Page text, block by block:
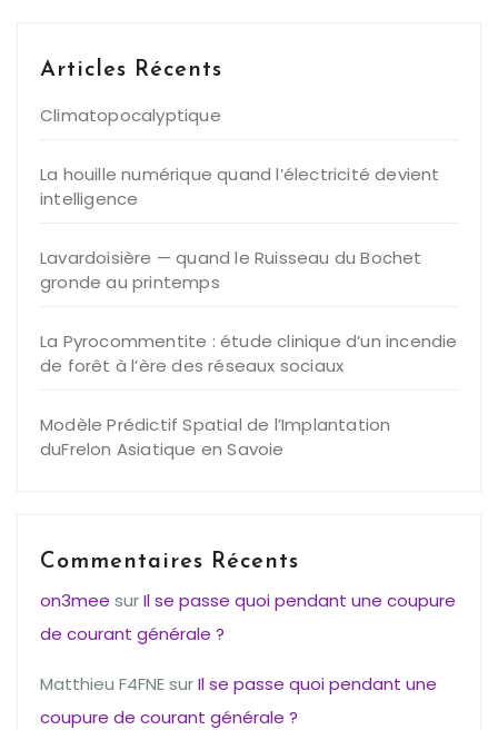
Articles Récents
Climatopocalyptique
La houille numérique quand l’électricité devient
intelligence
Lavardoisière — quand le Ruisseau du Bochet
gronde au printemps
La Pyrocommentite : étude clinique d’un incendie
de forêt à l’ère des réseaux sociaux
Modèle Prédictif Spatial de l’Implantation
duFrelon Asiatique en Savoie
Commentaires Récents
on3mee surIl se passe quoi pendant une coupure
de courant générale ?
Matthieu F4FNEsurIl se passe quoi pendant une
coupure de courant générale ?